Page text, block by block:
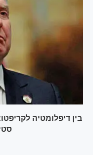
בין דיפלומטיה